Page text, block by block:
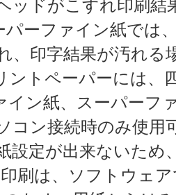
ッドがこすれ印刷結
パーファイン紙では
、印字結果が汚れる
ントペーパーには、
イン紙、スーパーフ
コン接続時のみ使
設定が出来ないため
刷は、ソフトウェ